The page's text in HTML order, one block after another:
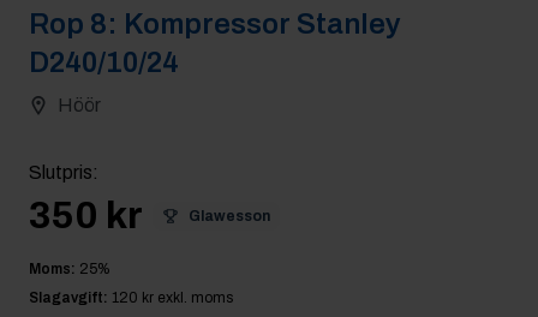
Rop 8: Kompressor Stanley
D240/10/24
Höör
Slutpris:
350 kr Glawesson
Moms: 25%
Slagavgift: 120 kr exkl. moms